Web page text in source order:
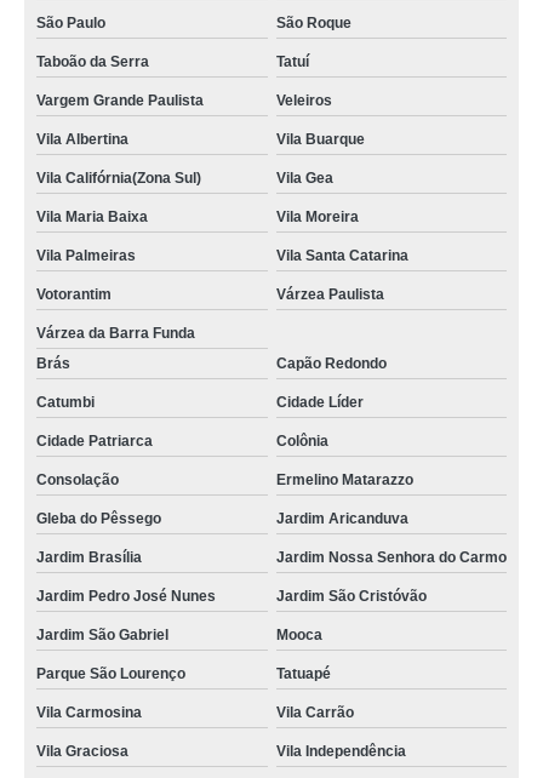
São Paulo São Roque
Taboão da Serra Tatuí
Vargem Grande Paulista Veleiros
Vila Albertina Vila Buarque
Vila Califórnia(Zona Sul) Vila Gea
Vila Maria Baixa Vila Moreira
Vila Palmeiras Vila Santa Catarina
Votorantim Várzea Paulista
Várzea da Barra Funda
Brás
Capão Redondo
Catumbi Cidade Líder
Cidade Patriarca Colônia
Consolação Ermelino Matarazzo
Gleba do Pêssego Jardim Aricanduva
Jardim Brasília Jardim Nossa Senhora do Carmo
Jardim Pedro José Nunes Jardim São Cristóvão
Jardim São Gabriel Mooca
Parque São Lourenço Tatuapé
Vila Carmosina Vila Carrão
Vila Graciosa Vila Independência